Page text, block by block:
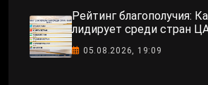
Рейтинг благополучия:
лидирует среди стран
05.08.2026, 19:09